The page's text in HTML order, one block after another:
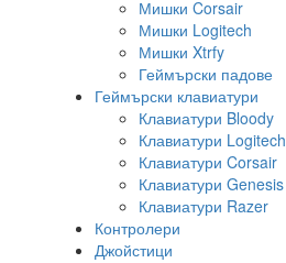
Мишки Corsair
Мишки Logitech
Мишки Xtrfy
Геймърски падове
Геймърски клавиатури
Клавиатури Bloody
Клавиатури Logitech
Клавиатури Corsair
Клавиатури Genesis
Клавиатури Razer
Контролери
Джойстици